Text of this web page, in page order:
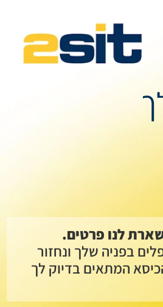
לנו פרטים.
בפניה שלך ונחזור
המתאים בדיוק לך